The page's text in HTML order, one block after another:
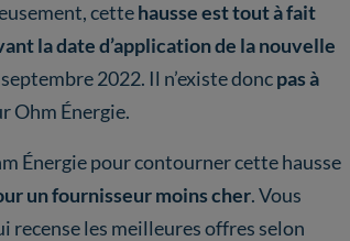
cettehausse est tout à fait
la date d’application de la nouvelle
2022. Il n’existe doncpas à
Ohm Énergie.
Énergie pour contourner cette hausse
un fournisseur moins cher. Vous
recense les meilleures offres selon